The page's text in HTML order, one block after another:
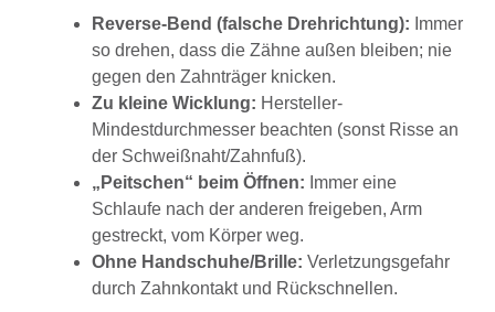
Reverse-Bend (falsche Drehrichtung): Immer
so drehen, dass die Zähne außen bleiben; nie
gegen den Zahnträger knicken.
Zu kleine Wicklung: Hersteller-
Mindestdurchmesser beachten (sonst Risse an
der Schweißnaht/Zahnfuß).
„Peitschen“ beim Öffnen: Immer eine
Schlaufe nach der anderen freigeben, Arm
gestreckt, vom Körper weg.
Ohne Handschuhe/Brille: Verletzungsgefahr
durch Zahnkontakt und Rückschnellen.